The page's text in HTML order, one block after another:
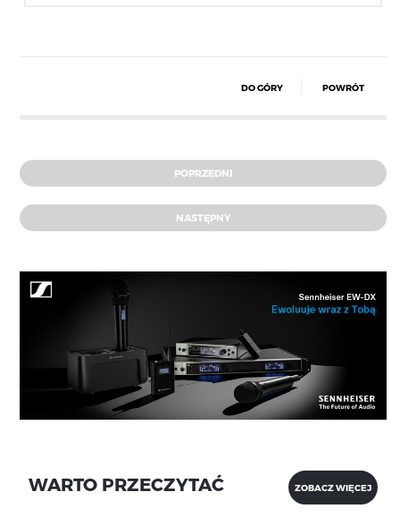
DO GÓRY POWRÓT
POPRZEDNI
NASTĘPNY
WARTO PRZECZYTAĆ ZOBACZ WIĘCEJ